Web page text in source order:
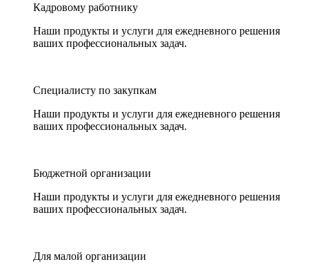
Кадровому работнику
Наши продукты и услуги для ежедневного решения
ваших профессиональных задач.
Специалисту по закупкам
Наши продукты и услуги для ежедневного решения
ваших профессиональных задач.
Бюджетной организации
Наши продукты и услуги для ежедневного решения
ваших профессиональных задач.
Для малой организации